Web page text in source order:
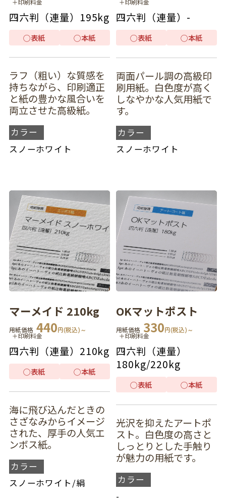
四六判（連量） 195kg
◯表紙 ◯本紙
ラフ（粗い）な質感を
持ちながら、印刷適正
と紙の豊かな風合いを
両立させた高級紙。
カラー
スノーホワイト
＋印刷料金
四六判（連量） -
◯表紙 ◯本紙
両面パール調の高級印
刷用紙。白色度が高く
しなやかな人気用紙で
す。
カラー
スノーホワイト
マーメイド 210kg
用紙価格 440円(税込)～
＋印刷料金
四六判（連量） 210kg
◯表紙 ◯本紙
海に飛び込んだときの
さざなみからイメージ
された、厚手の人気エ
ンボス紙。
カラー
スノーホワイト /絹
OKマットポスト
用紙価格 330円(税込)～
＋印刷料金
四六判（連量）
180kg/220kg
◯表紙 ◯本紙
光沢を抑えたアートポ
スト。白色度の高さと
しっとりとした手触り
が魅力の用紙です。
カラー
-